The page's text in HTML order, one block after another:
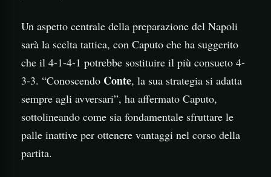
Un aspetto centrale della preparazione del Napoli
sarà la scelta tattica, con Caputo che ha suggerito
che il 4-1-4-1 potrebbe sostituire il più consueto 4-
3-3. “Conoscendo Conte, la sua strategia si adatta
sempre agli avversari”, ha affermato Caputo,
sottolineando come sia fondamentale sfruttare le
palle inattive per ottenere vantaggi nel corso della
partita.